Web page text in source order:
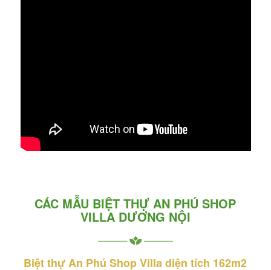
CÁC MẪU BIỆT THỰ AN PHÚ SHOP
VILLA DƯƠNG NỘI
Biệt thự An Phú Shop Villa diện tích 162m2